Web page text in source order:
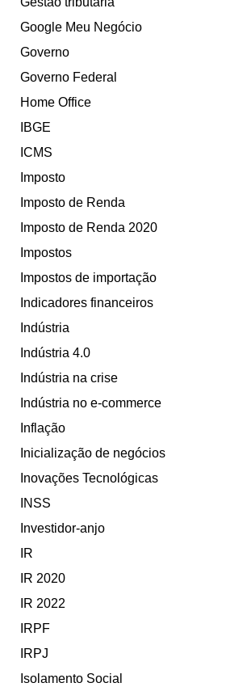
Google Meu Negócio
Governo
Governo Federal
Home Office
IBGE
ICMS
Imposto
Imposto de Renda
Imposto de Renda 2020
Impostos
Impostos de importação
Indicadores financeiros
Indústria
Indústria 4.0
Indústria na crise
Indústria no e-commerce
Inflação
Inicialização de negócios
Inovações Tecnológicas
INSS
Investidor-anjo
IR
IR 2020
IR 2022
IRPF
IRPJ
Isolamento Social